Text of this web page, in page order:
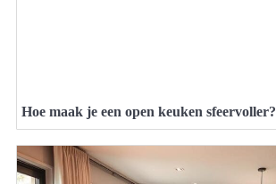
Hoe maak je een open keuken sfeervoller?